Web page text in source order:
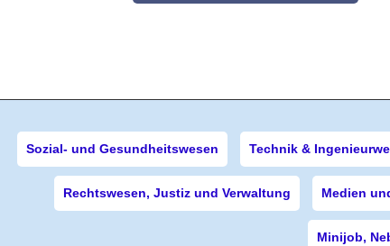
Sozial- und Gesundheitswesen Technik &
Rechtswesen, Justiz und Verwaltung Medien
Minijob,